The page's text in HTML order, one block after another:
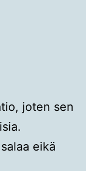
joten sen
eikä